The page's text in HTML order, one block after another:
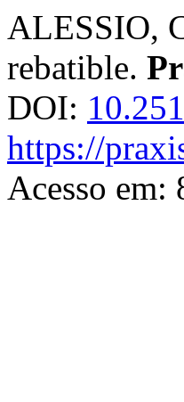
ALESSIO,
rebatible.
DOI:
https://
Acesso em: